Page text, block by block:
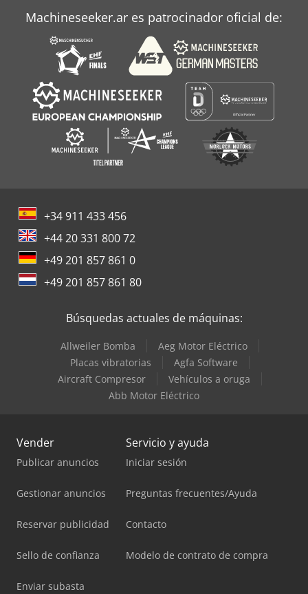
Machineseeker.ar es patrocinador oficial de:
+34 911 433 456
+44 20 331 800 72
+49 201 857 861 0
+49 201 857 861 80
Búsquedas actuales de máquinas:
Allweiler Bomba
Aeg Motor Eléctrico
Placas vibratorias
Agfa Software
Aircraft Compresor
Vehículos a oruga
Abb Motor Eléctrico
Vender
Publicar anuncios
Gestionar anuncios
Reservar publicidad
Sello de confianza
Enviar subasta
Servicio y ayuda
Iniciar sesión
Preguntas frecuentes/Ayuda
Contacto
Modelo de contrato de compra